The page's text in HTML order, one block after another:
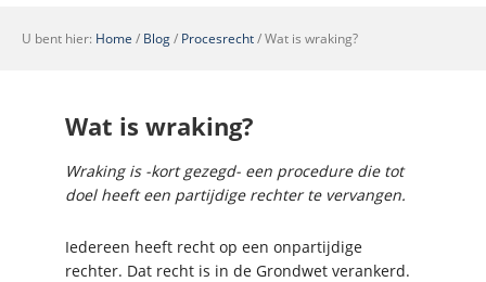
U bent hier: Home / Blog/ Procesrecht/Wat is wraking?
Wat is wraking?
Wraking is -kort gezegd- een procedure die tot
doel heeft een partijdige rechter te vervangen.
Iedereen heeft recht op een onpartijdige
rechter. Dat recht is in de Grondwet verankerd.